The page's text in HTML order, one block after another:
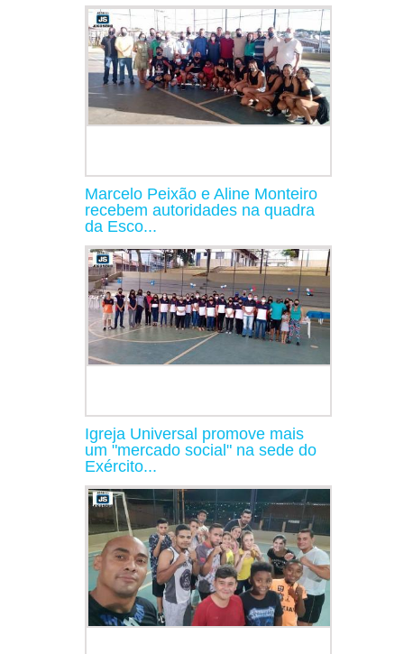
Marcelo Peixão e Aline Monteiro
recebem autoridades na quadra
da Esco...
Igreja Universal promove mais
um "mercado social" na sede do
Exército...